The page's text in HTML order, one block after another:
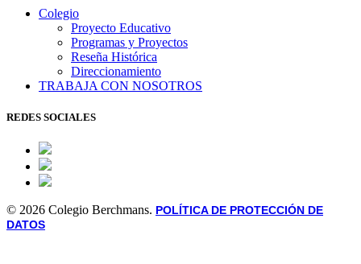
Colegio
Proyecto Educativo
Programas y Proyectos
Reseña Histórica
Direccionamiento
TRABAJA CON NOSOTROS
REDES SOCIALES
© 2026 Colegio Berchmans. POLÍTICA DE PROTECCIÓN DE
DATOS